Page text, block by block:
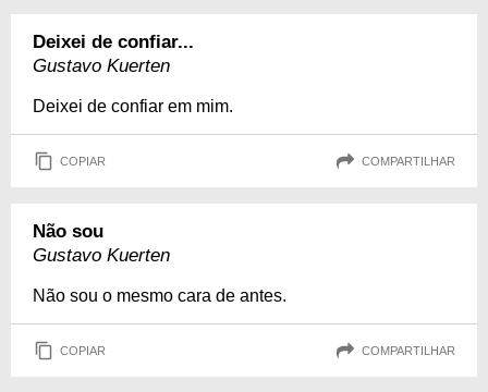
Deixei de confiar...
Gustavo Kuerten
Deixei de confiar em mim.
COPIAR COMPARTILHAR
Não sou
Gustavo Kuerten
Não sou o mesmo cara de antes.
COPIAR COMPARTILHAR